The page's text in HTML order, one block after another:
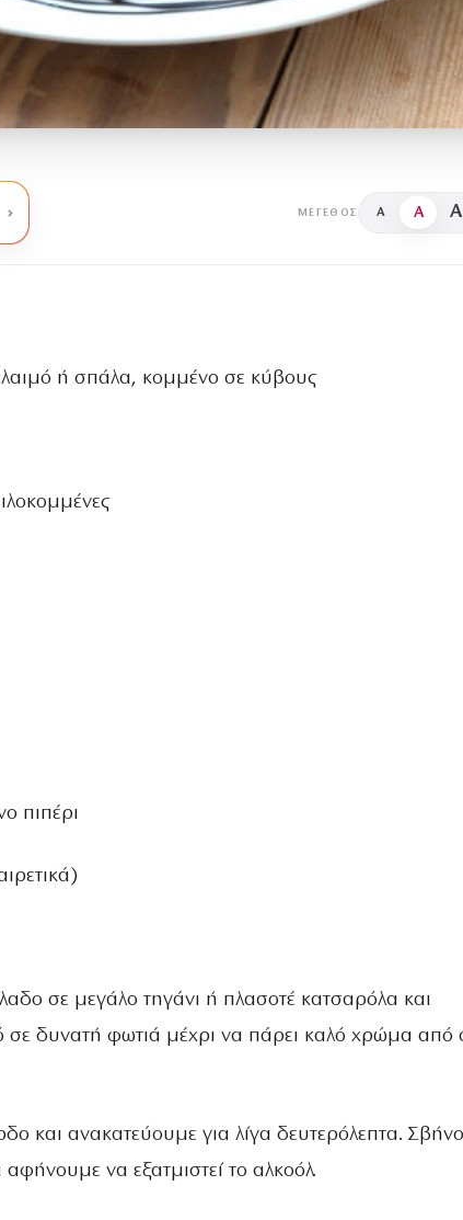
ΜΈΓΕΘΟΣ A A A
λαιμό ή σπάλα, κομμένο σε κύβους
πιπέρι
σε μεγάλο τηγάνι ή πλασοτέ κατσαρόλα και
σε δυνατή φωτιά μέχρι να πάρει καλό χρώμα από
και ανακατεύουμε για λίγα δευτερόλεπτα.
αφήνουμε να εξατμιστεί το αλκοόλ.